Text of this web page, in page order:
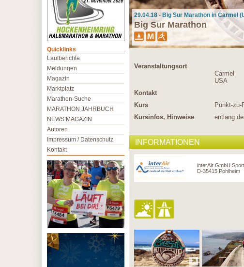
29.04.18 - Big Sur Marathon in Carmel
Big Sur Marathon
Veranstaltungsort
Carmel
USA
Kontakt
Kurs
Punkt-zu-
Kursinfos, Hinweise
entlang
INFORMATIONEN
interAir GmbH
D-35415 Pohlheim
Quicklinks
Laufberichte
Meldungen
Magazin
Marktplatz
Marathon-Suche
MARATHON JAHRBUCH
NEWS MAGAZIN
Autoren
Impressum / Datenschutz
Kontakt